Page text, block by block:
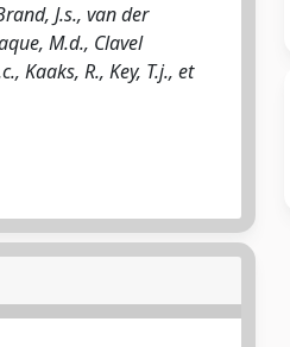
J.s., van der
M.d., Clavel
Kaaks, R., Key, T.j., et